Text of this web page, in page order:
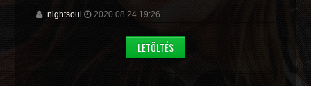
nightsoul 2020.08.24 19:26
LETÖLTÉS